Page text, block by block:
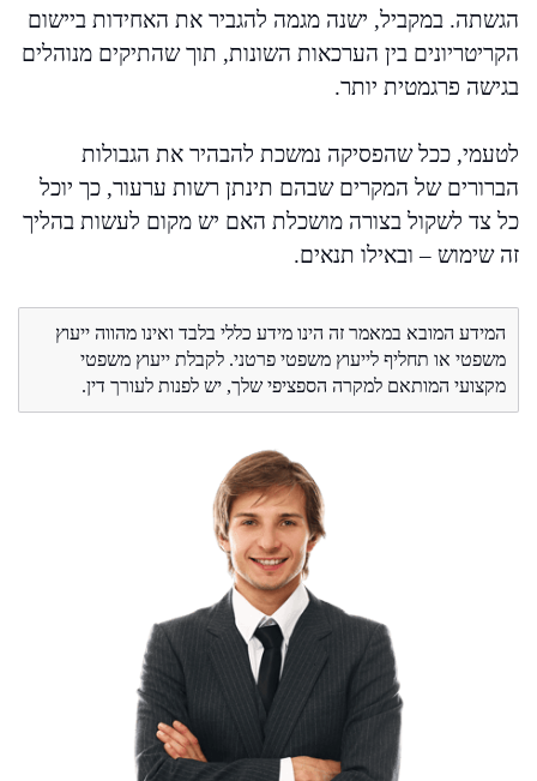
הגשתה. במקביל, ישנה מגמה להגביר את האחידות ביישום
הקריטריונים בין הערכאות השונות, תוך שהתיקים מנוהלים
בגישה פרגמטית יותר.
לטעמי, ככל שהפסיקה נמשכת להבהיר את הגבולות
הברורים של המקרים שבהם תינתן רשות ערעור, כך יוכל
כל צד לשקול בצורה מושכלת האם יש מקום לעשות בהליך
זה שימוש – ובאילו תנאים.
המידע המובא במאמר זה הינו מידע כללי בלבד ואינו מהווה ייעוץ
משפטי או תחליף לייעוץ משפטי פרטני. לקבלת ייעוץ משפטי
מקצועי המותאם למקרה הספציפי שלך, יש לפנות לעורך דין.